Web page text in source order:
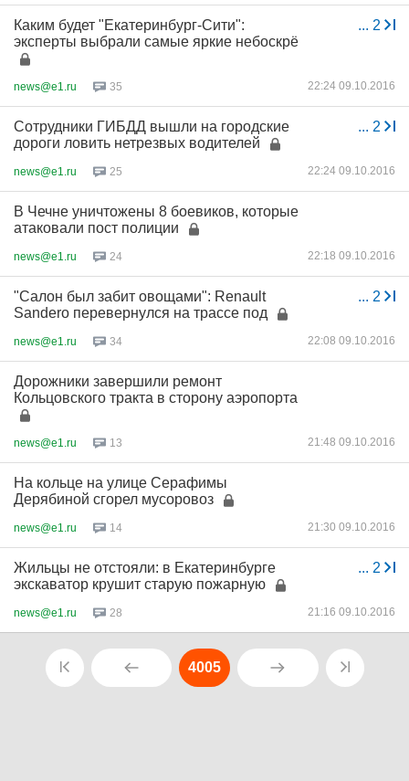
... 2
Каким будет "Екатеринбург-Сити":
эксперты выбрали самые яркие небоскрё
news@e1.ru 35 22:24 09.10.2016
... 2
Сотрудники ГИБДД вышли на городские
дороги ловить нетрезвых водителей
news@e1.ru 25 22:24 09.10.2016
В Чечне уничтожены 8 боевиков, которые
атаковали пост полиции
news@e1.ru 24 22:18 09.10.2016
... 2
"Салон был забит овощами": Renault
Sandero перевернулся на трассе под
news@e1.ru 34 22:08 09.10.2016
Дорожники завершили ремонт
Кольцовского тракта в сторону аэропорта
news@e1.ru 13 21:48 09.10.2016
На кольце на улице Серафимы
Дерябиной сгорел мусоровоз
news@e1.ru 14 21:30 09.10.2016
... 2
Жильцы не отстояли: в Екатеринбурге
экскаватор крушит старую пожарную
news@e1.ru 28 21:16 09.10.2016
4005